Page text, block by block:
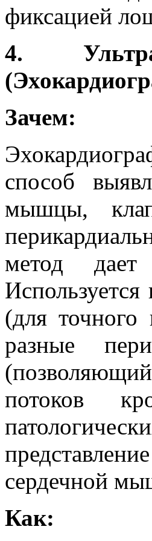
фиксацией
4.
Зачем:
способ
мышцы,
метод
(для точного
разные
потоков
сердечной
Как: